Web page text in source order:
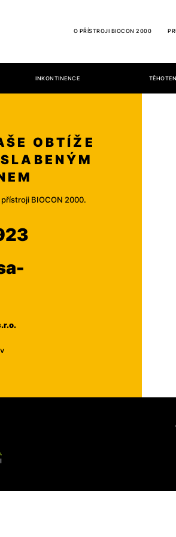
O PŘÍSTROJI BIOCON 2000
INKONTINENCE
OBTÍŽE
BIOCON 2000.